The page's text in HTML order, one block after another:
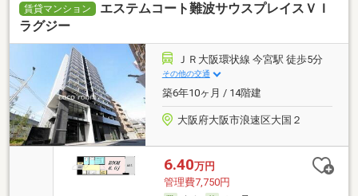
賃貸マンション
エステムコート難波サウスプレイスＶＩ
ラグジー
ＪＲ大阪環状線 今宮駅 徒歩5分
その他の交通
築6年10ヶ月 / 14階建
大阪府大阪市浪速区大国２
6.40万円
管理費7,750円